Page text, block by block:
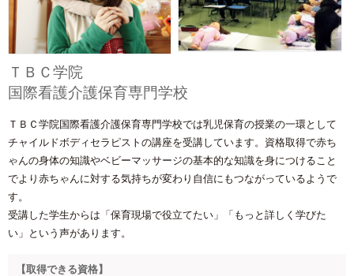
ＴＢＣ学院
国際看護介護保育専門学校
ＴＢＣ学院国際看護介護保育専門学校では乳児保育の授業の一環として
チャイルドボディセラピストの講座を受講しています。資格取得で赤ち
ゃんの身体の知識やベビーマッサージの基本的な知識を身につけること
でより赤ちゃんに対する気持ちが変わり自信にもつながっているようで
す。
受講した学生からは「保育現場で役立てたい」「もっと詳しく学びた
い」という声があります。
【取得できる資格】